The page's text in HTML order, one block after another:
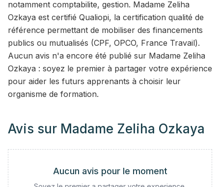
notamment comptabilite, gestion. Madame Zeliha
Ozkaya est certifié Qualiopi, la certification qualité de
référence permettant de mobiliser des financements
publics ou mutualisés (CPF, OPCO, France Travail).
Aucun avis n'a encore été publié sur Madame Zeliha
Ozkaya : soyez le premier à partager votre expérience
pour aider les futurs apprenants à choisir leur
organisme de formation.
Avis sur Madame Zeliha Ozkaya
Aucun avis pour le moment